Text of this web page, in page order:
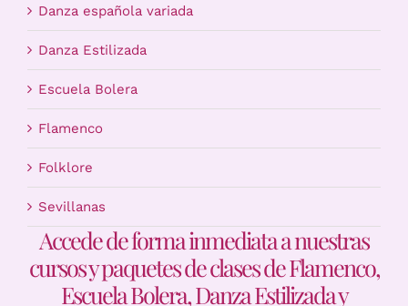
Danza española variada
Danza Estilizada
Escuela Bolera
Flamenco
Folklore
Sevillanas
Accede de forma inmediata a nuestras
cursos y paquetes de clases de Flamenco,
Escuela Bolera, Danza Estilizada y